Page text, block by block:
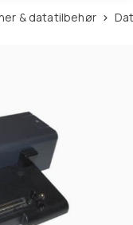
& datatilbehør